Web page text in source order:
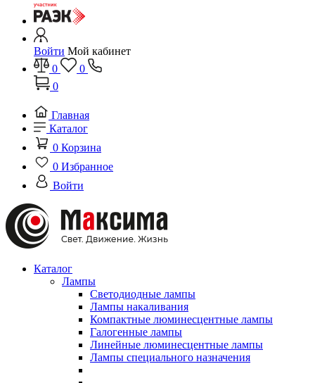
Войти Мой кабинет
0
0
0
Главная
Каталог
0 Корзина
0 Избранное
Войти
Каталог
Лампы
Светодиодные лампы
Лампы накаливания
Компактные люминесцентные лампы
Галогенные лампы
Линейные люминесцентные лампы
Лампы специального назначения